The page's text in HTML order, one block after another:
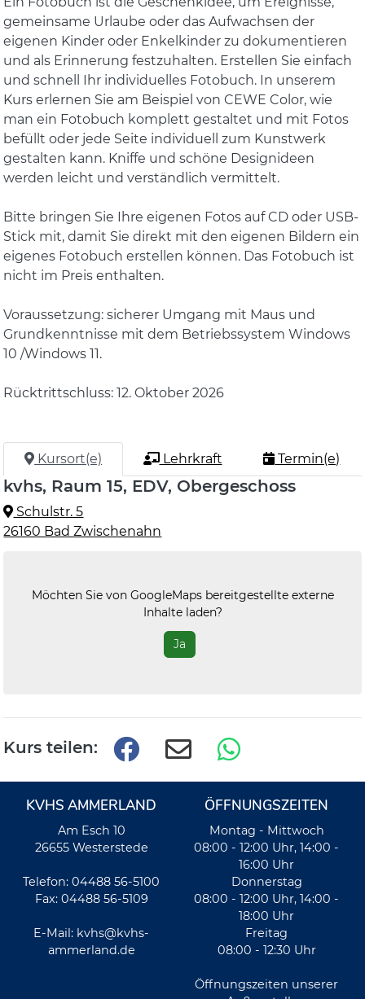
gemeinsame Urlaube oder das Aufwachsen der
eigenen Kinder oder Enkelkinder zu dokumentieren
und als Erinnerung festzuhalten. Erstellen Sie einfach
und schnell Ihr individuelles Fotobuch. In unserem
Kurs erlernen Sie am Beispiel von CEWE Color, wie
man ein Fotobuch komplett gestaltet und mit Fotos
befüllt oder jede Seite individuell zum Kunstwerk
gestalten kann. Kniffe und schöne Designideen
werden leicht und verständlich vermittelt.
Bitte bringen Sie Ihre eigenen Fotos auf CD oder USB-
Stick mit, damit Sie direkt mit den eigenen Bildern ein
eigenes Fotobuch erstellen können. Das Fotobuch ist
nicht im Preis enthalten.
Voraussetzung: sicherer Umgang mit Maus und
Grundkenntnisse mit dem Betriebssystem Windows
10 /Windows 11.
Rücktrittschluss: 12. Oktober 2026
Kursort(e) Lehrkraft Termin(e)
kvhs, Raum 15, EDV, Obergeschoss
Schulstr. 5
26160 Bad Zwischenahn
Möchten Sie von GoogleMapsbereitgestellte externe
Inhalte laden?
Ja
Kurs teilen:
KVHS AMMERLAND
Am Esch 10
26655 Westerstede
Telefon: 04488 56-5100
Fax: 04488 56-5109
E-Mail: kvhs@kvhs-
ammerland.de
ÖFFNUNGSZEITEN
Montag - Mittwoch
08:00 - 12:00 Uhr, 14:00 -
16:00 Uhr
Donnerstag
08:00 - 12:00 Uhr, 14:00 -
18:00 Uhr
Freitag
08:00 - 12:30 Uhr
Öffnungszeiten unserer